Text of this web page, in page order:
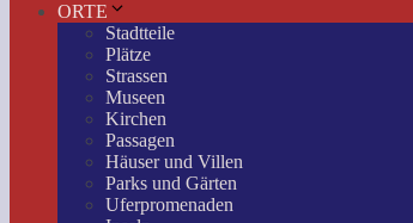
ORTE
Stadtteile
Plätze
Strassen
Museen
Kirchen
Passagen
Häuser und Villen
Parks und Gärten
Uferpromenaden